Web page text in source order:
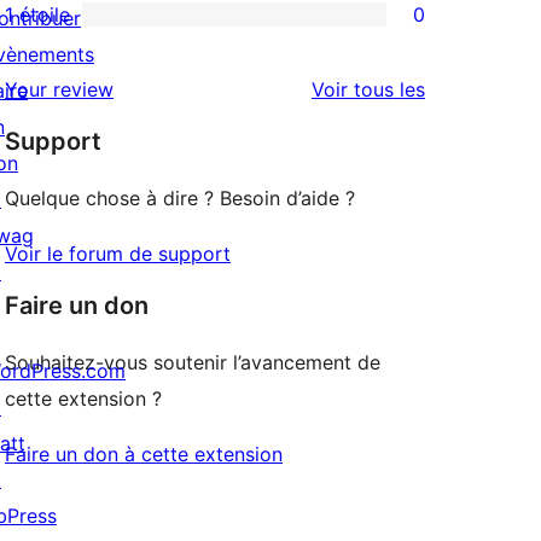
avis
à
2
0
avis
à
1
étoile
1 étoile 0
Your review Voir tous lesavis
Support
Quelque chose à dire ? Besoin d’aide ?
Voir le forum de support
Faire un don
Souhaitez-vous soutenir l’avancement de
cette extension ?
Faire un don à cette extension